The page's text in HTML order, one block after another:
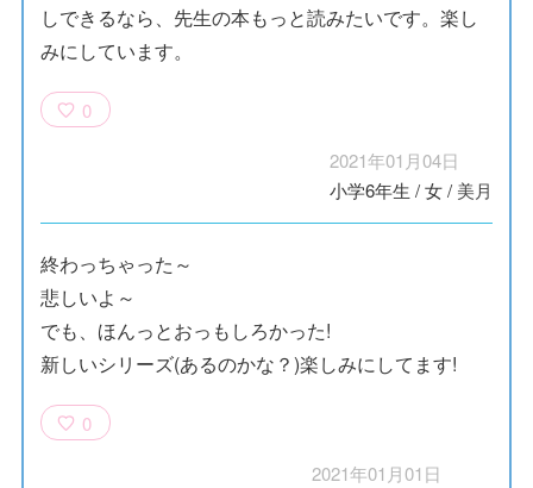
しできるなら、先生の本もっと読みたいです。楽し
みにしています。
0
2021年01月04日
小学6年生 /女/ 美月
終わっちゃった～
悲しいよ～
でも、ほんっとおっもしろかった!
新しいシリーズ(あるのかな？)楽しみにしてます!
0
2021年01月01日